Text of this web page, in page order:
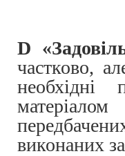
D
частково,
необхідні
виконаних